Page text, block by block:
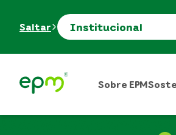
Saltar Institucional
Sobre EPM